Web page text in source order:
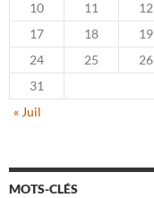
10 11 12
17
18 19
24
25 26
31
« Juil
MOTS-CLÉS